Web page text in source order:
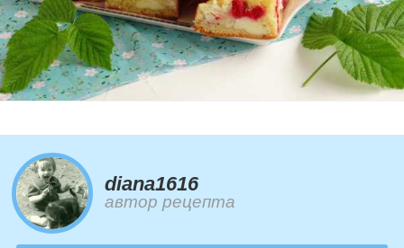
diana1616
автор рецепта